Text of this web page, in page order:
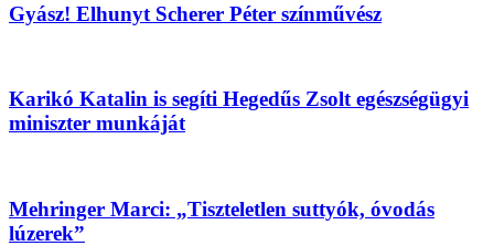
Gyász! Elhunyt Scherer Péter színművész
Karikó Katalin is segíti Hegedűs Zsolt egészségügyi
miniszter munkáját
Mehringer Marci: „Tiszteletlen suttyók, óvodás
lúzerek”